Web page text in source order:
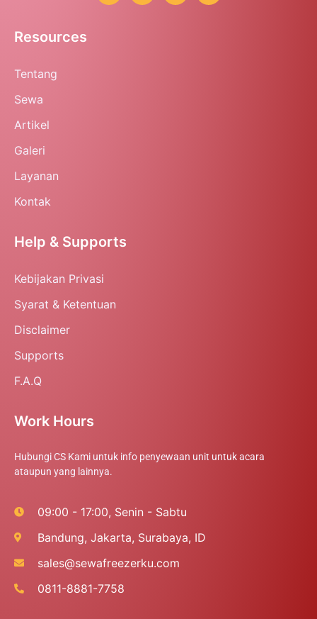
Resources
Tentang
Sewa
Artikel
Galeri
Layanan
Kontak
Help & Supports
Kebijakan Privasi
Syarat & Ketentuan
Disclaimer
Supports
F.A.Q
Work Hours
Hubungi CS Kami untuk info penyewaan unit untuk acara
ataupun yang lainnya.
09:00 - 17:00, Senin - Sabtu
Bandung, Jakarta, Surabaya, ID
sales@sewafreezerku.com
0811-8881-7758